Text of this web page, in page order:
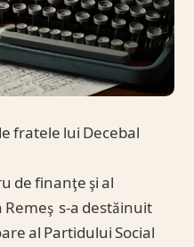
fratele lui Decebal
de finanţe şi al
s-a destăinuit
al Partidului Social